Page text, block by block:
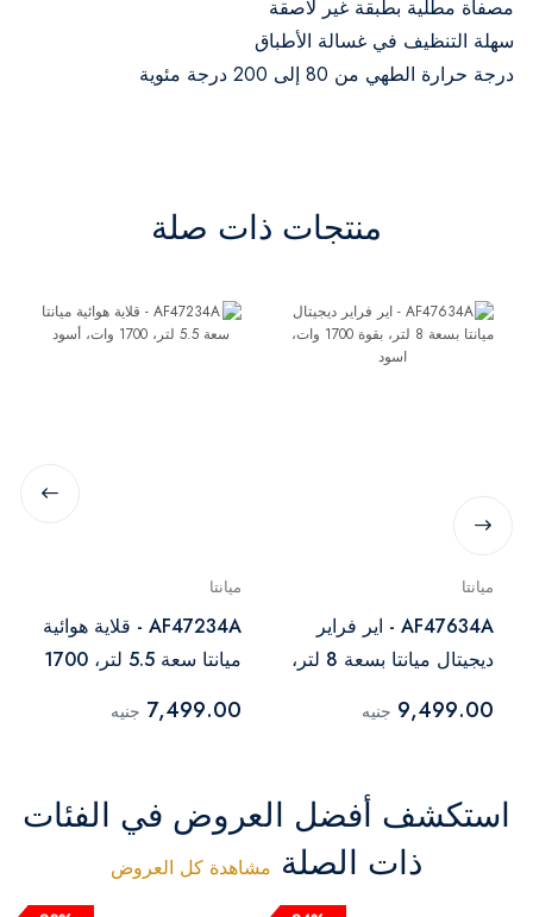
مصفاة مطلية بطبقة غير لاصقة
سهلة التنظيف في غسالة الأطباق
درجة حرارة الطهي من 80 إلى 200 درجة مئوية
منتجات ذات صلة
ميانتا
AF47634A - اير فراير
ديجيتال ميانتا بسعة 8 لتر،
9,499.00 جنيه
ميانتا
AF47234A - قلاية هوائية
ميانتا سعة 5.5 لتر، 1700
7,499.00 جنيه
استكشف أفضل العروض في الفئات
ذات الصلة مشاهدة كل العروض